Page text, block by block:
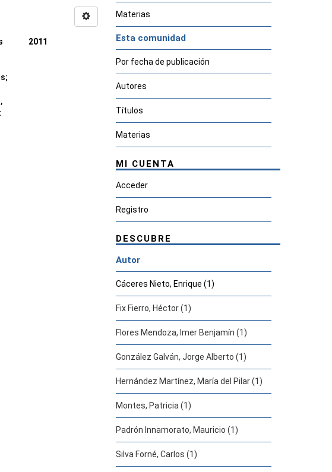
;
2011
Materias
Esta comunidad
Por fecha de publicación
Autores
Títulos
Materias
MI CUENTA
Acceder
Registro
DESCUBRE
Autor
Cáceres Nieto, Enrique (1)
Fix Fierro, Héctor (1)
Flores Mendoza, Imer Benjamín (1)
González Galván, Jorge Alberto (1)
Hernández Martínez, María del Pilar (1)
Montes, Patricia (1)
Padrón Innamorato, Mauricio (1)
Silva Forné, Carlos (1)